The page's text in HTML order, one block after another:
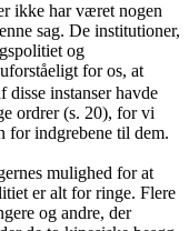
ikke har været nogen
sag. De institutioner,
og
for os, at
disse instanser havde
ordrer (s. 20), for vi
for indgrebene til dem.
mulighed for at
er alt for ringe. Flere
og andre, der